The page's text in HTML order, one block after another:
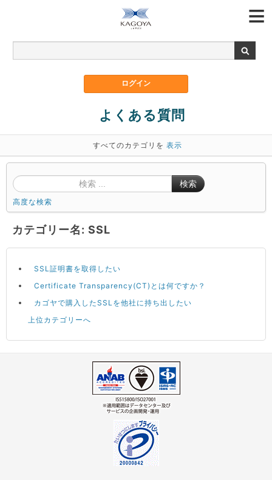
よくある質問
すべてのカテゴリを 表示
検索
高度な検索
カテゴリー名: SSL
SSL証明書を取得したい
Certificate Transparency(CT)とは何ですか？
カゴヤで購入したSSLを他社に持ち出したい
上位カテゴリーへ